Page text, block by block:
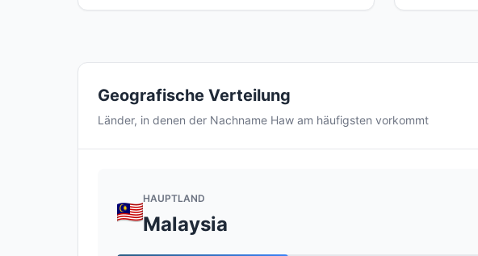
Geografische Verteilung
Länder, in denen der Nachname Haw am häufigsten vorkommt
HAUPTLAND
Malaysia